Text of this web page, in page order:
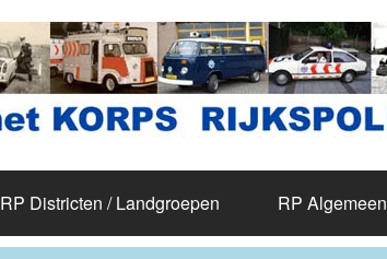
RP Districten / Landgroepen RP Algemeen